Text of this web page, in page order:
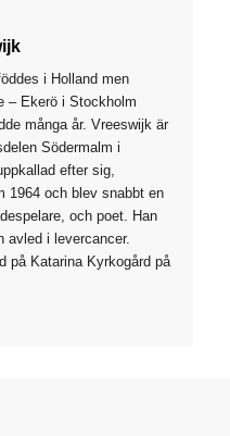
i Holland men
– Ekerö i Stockholm
många år. Vreeswijk är
Södermalm i
efter sig,
1964 och blev snabbt en
och poet. Han
avled i levercancer.
på Katarina Kyrkogård på